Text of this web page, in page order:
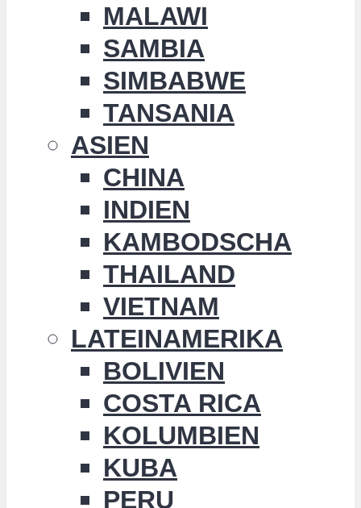
MALAWI
SAMBIA
SIMBABWE
TANSANIA
ASIEN
CHINA
INDIEN
KAMBODSCHA
THAILAND
VIETNAM
LATEINAMERIKA
BOLIVIEN
COSTA RICA
KOLUMBIEN
KUBA
PERU